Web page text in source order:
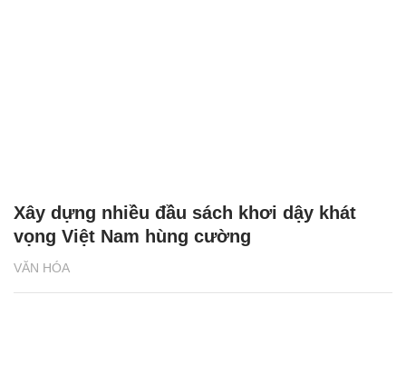
VĂN HÓA
Xây dựng nhiều đầu sách khơi dậy khát
vọng Việt Nam hùng cường